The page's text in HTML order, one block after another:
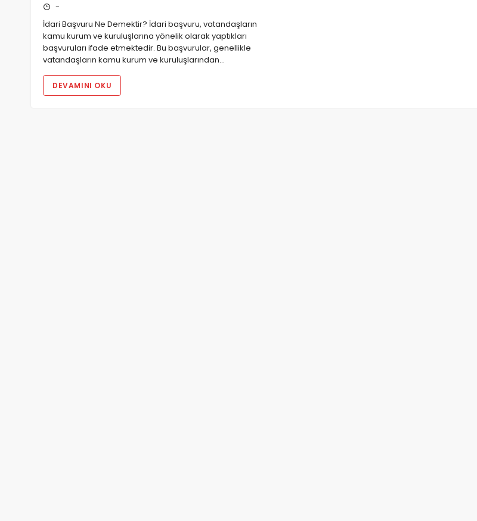
-
İdari Başvuru Ne Demektir? İdari başvuru, vatandaşların
kamu kurum ve kuruluşlarına yönelik olarak yaptıkları
başvuruları ifade etmektedir. Bu başvurular, genellikle
vatandaşların kamu kurum ve kuruluşlarından…
DEVAMINI OKU